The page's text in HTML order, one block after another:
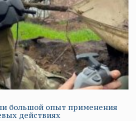
большой опыт применения
действиях